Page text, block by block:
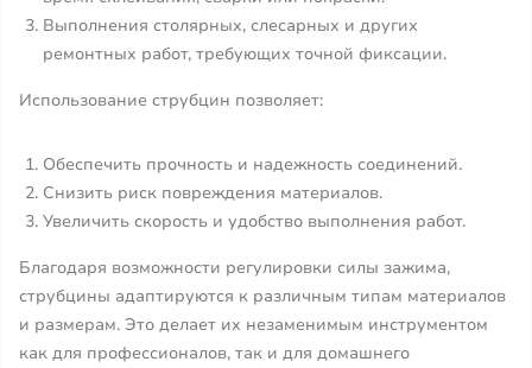
Выполнения столярных, слесарных и других
ремонтных работ, требующих точной фиксации.
Использование струбцин позволяет:
Обеспечить прочность и надежность соединений.
Снизить риск повреждения материалов.
Увеличить скорость и удобство выполнения работ.
Благодаря возможности регулировки силы зажима,
струбцины адаптируются к различным типам материалов
и размерам. Это делает их незаменимым инструментом
как для профессионалов, так и для домашнего